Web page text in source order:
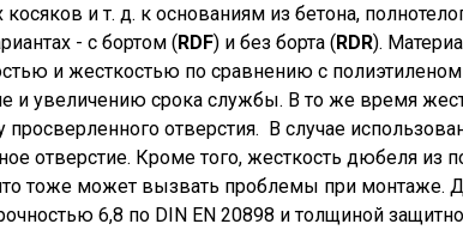
и т. д. к основаниям из бетона,
- с бортом (RDF) и без борта (RDR).
и жесткостью по сравнению с
и увеличению срока службы. В то же время
просверленного отверстия. В случае
отверстие. Кроме того, жесткость дюбеля из
что тоже может вызвать проблемы при
6,8 по DIN EN 20898 и толщиной